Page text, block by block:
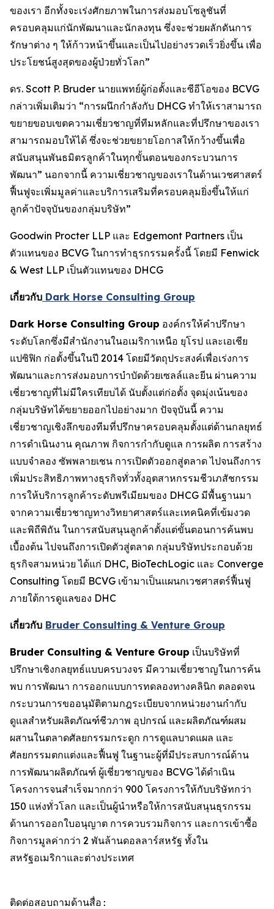
ของเรา อีกทั้งจะเร่งศักยภาพในการส่งมอบโซลูชันที่
ครอบคลุมแก่นักพัฒนาและนักลงทุน ซึ่งจะช่วยผลักดันการ
รักษาต่าง ๆ ให้ก้าวหน้าขึ้นและเป็นไปอย่างรวดเร็วยิ่งขึ้น เพื่อ
ประโยชน์สูงสุดของผู้ป่วยทั่วโลก”
ดร. Scott P. Bruder นายแพทย์ผู้ก่อตั้งและซีอีโอของ BCVG
กล่าวเพิ่มเติมว่า “การผนึกกำลังกับ DHCG ทำให้เราสามารถ
ขยายขอบเขตความเชี่ยวชาญที่ทีมหลักและที่ปรึกษาของเรา
สามารถมอบให้ได้ ซึ่งจะช่วยขยายโอกาสให้กว้างขึ้นเพื่อ
สนับสนุนพันธมิตรลูกค้าในทุกขั้นตอนของกระบวนการ
พัฒนา” นอกจากนี้ ความเชี่ยวชาญของเราในด้านเวชศาสตร์
ฟื้นฟูจะเพิ่มมูลค่าและบริการเสริมที่ครอบคลุมยิ่งขึ้นให้แก่
ลูกค้าปัจจุบันของกลุ่มบริษัท”
Goodwin Procter LLP และ Edgemont Partners เป็น
ตัวแทนของ BCVG ในการทำธุรกรรมครั้งนี้ โดยมี Fenwick
& West LLP เป็นตัวแทนของ DHCG
เกี่ยวกับ Dark Horse Consulting Group
Dark Horse Consulting Group องค์กรให้คำปรึกษา
ระดับโลกซึ่งมีสำนักงานในอเมริกาเหนือ ยุโรป และเอเชีย
แปซิฟิก ก่อตั้งขึ้นในปี 2014 โดยมีวัตถุประสงค์เพื่อเร่งการ
พัฒนาและการส่งมอบการบำบัดด้วยเซลล์และยีน ผ่านความ
เชี่ยวชาญที่ไม่มีใครเทียบได้ นับตั้งแต่ก่อตั้ง จุดมุ่งเน้นของ
กลุ่มบริษัทได้ขยายออกไปอย่างมาก ปัจจุบันนี้ ความ
เชี่ยวชาญเชิงลึกของทีมที่ปรึกษาครอบคลุมตั้งแต่ด้านกลยุทธ์
การดำเนินงาน คุณภาพ กิจการกำกับดูแล การผลิต การสร้าง
แบบจำลอง ซัพพลายเชน การเปิดตัวออกสู่ตลาด ไปจนถึงการ
เพิ่มประสิทธิภาพทางธุรกิจทั่วทั้งอุตสาหกรรมชีวเภสัชกรรม
การให้บริการลูกค้าระดับพรีเมียมของ DHCG มีพื้นฐานมา
จากความเชี่ยวชาญทางวิทยาศาสตร์และเทคนิคที่เข้มงวด
และพิถีพิถัน ในการสนับสนุนลูกค้าตั้งแต่ขั้นตอนการค้นพบ
เบื้องต้น ไปจนถึงการเปิดตัวสู่ตลาด กลุ่มบริษัทประกอบด้วย
ธุรกิจสามหน่วย ได้แก่ DHC, BioTechLogic และ Converge
Consulting โดยมี BCVG เข้ามาเป็นแผนกเวชศาสตร์ฟื้นฟู
ภายใต้การดูแลของ DHC
เกี่ยวกับ Bruder Consulting & Venture Group
Bruder Consulting & Venture Group เป็นบริษัทที่
ปรึกษาเชิงกลยุทธ์แบบครบวงจร มีความเชี่ยวชาญในการค้น
พบ การพัฒนา การออกแบบการทดลองทางคลินิก ตลอดจน
กระบวนการขออนุมัติตามกฎระเบียบจากหน่วยงานกำกับ
ดูแลสำหรับผลิตภัณฑ์ชีวภาพ อุปกรณ์ และผลิตภัณฑ์ผสม
ผสานในตลาดศัลยกรรมกระดูก การดูแลบาดแผล และ
ศัลยกรรมตกแต่งและฟื้นฟู ในฐานะผู้ที่มีประสบการณ์ด้าน
การพัฒนาผลิตภัณฑ์ ผู้เชี่ยวชาญของ BCVG ได้ดำเนิน
โครงการจนสำเร็จมากกว่า 900 โครงการให้กับบริษัทกว่า
150 แห่งทั่วโลก และเป็นผู้นำหรือให้การสนับสนุนธุรกรรม
ด้านการออกใบอนุญาต การควบรวมกิจการ และการเข้าซื้อ
กิจการมูลค่ากว่า 2 พันล้านดอลลาร์สหรัฐ ทั้งใน
สหรัฐอเมริกาและต่างประเทศ
ติดต่อสอบถามด้านสื่อ: